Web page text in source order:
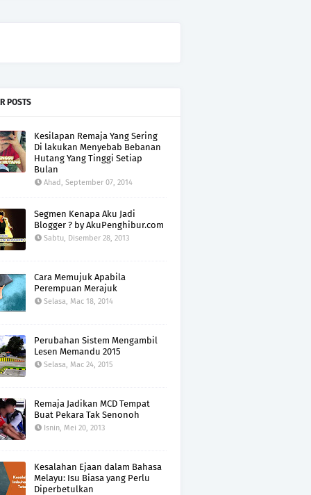
POSTS
Kesilapan Remaja Yang Sering
Di lakukan Menyebab Bebanan
Hutang Yang Tinggi Setiap
Bulan
Ahad, September 07, 2014
Segmen Kenapa Aku Jadi
Blogger ? by AkuPenghibur.com
Sabtu, Disember 28, 2013
Cara Memujuk Apabila
Perempuan Merajuk
Selasa, Mac 18, 2014
Perubahan Sistem Mengambil
Lesen Memandu 2015
Selasa, Mac 24, 2015
Remaja Jadikan MCD Tempat
Buat Pekara Tak Senonoh
Isnin, Mei 20, 2013
Kesalahan Ejaan dalam Bahasa
Melayu: Isu Biasa yang Perlu
Diperbetulkan